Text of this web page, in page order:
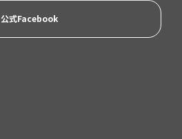
公式Facebook